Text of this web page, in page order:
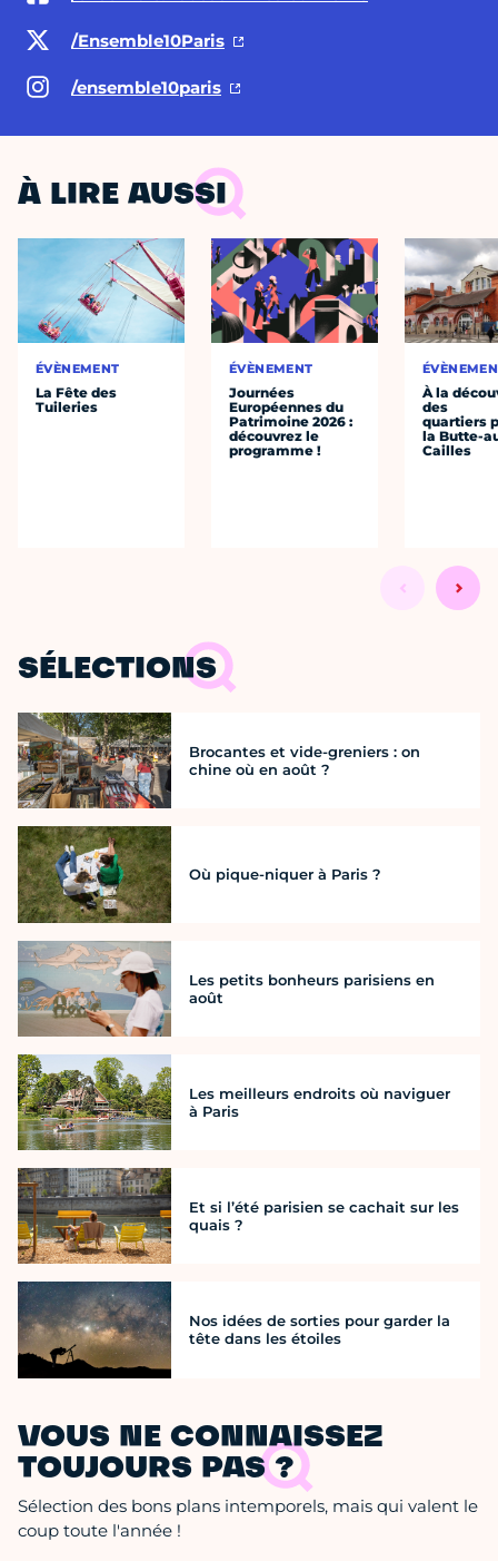
/Ensemble10Paris
/ensemble10paris
À LIRE AUSSI
ÉVÈNEMENT
La Fête des
Tuileries
ÉVÈNEMENT
Journées
Européennes du
Patrimoine 2026 :
découvrez le
programme !
À la
des
quartiers
la Butte-
Cailles
SÉLECTIONS
Brocantes et vide-greniers : on
chine où en août ?
Où pique-niquer à Paris ?
Les petits bonheurs parisiens en
août
Les meilleurs endroits où naviguer
à Paris
Et si l’été parisien se cachait sur les
quais ?
Nos idées de sorties pour garder la
tête dans les étoiles
VOUS NE CONNAISSEZ
TOUJOURS PAS ?
Sélection des bons plans intemporels, mais qui valent le
coup toute l'année !